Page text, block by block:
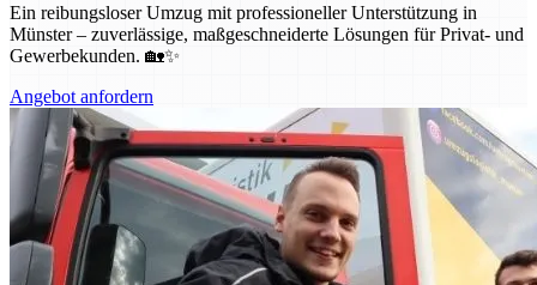
Ein reibungsloser Umzug mit professioneller Unterstützung in
Münster – zuverlässige, maßgeschneiderte Lösungen für Privat- und
Gewerbekunden. 🏡✨
Angebot anfordern